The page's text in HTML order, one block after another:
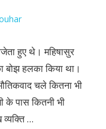
हुए थे। महिषासुर
बोझ हलका किया था।
चले कितना भी
के पास कितनी भी
व्यक्ति …